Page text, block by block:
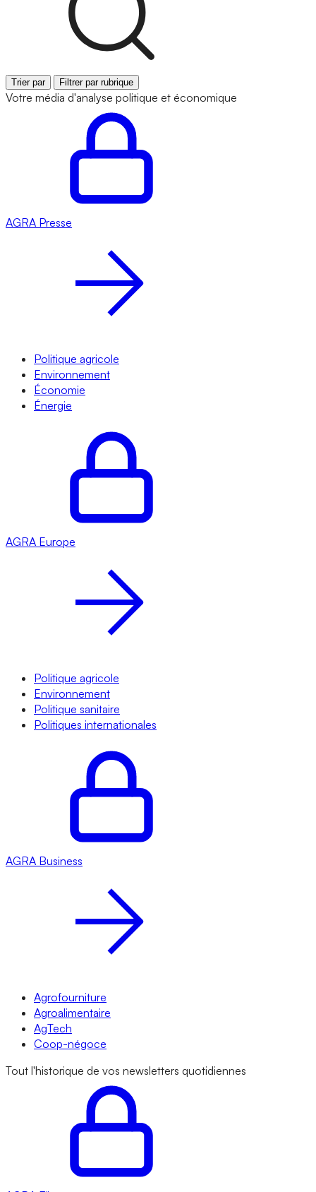
Trier par Filtrer par rubrique
Votre média d'analyse politique et économique
AGRA Presse
Politique agricole
Environnement
Économie
Énergie
AGRA Europe
Politique agricole
Environnement
Politique sanitaire
Politiques internationales
AGRA Business
Agrofourniture
Agroalimentaire
AgTech
Coop-négoce
Tout l'historique de vos newsletters quotidiennes